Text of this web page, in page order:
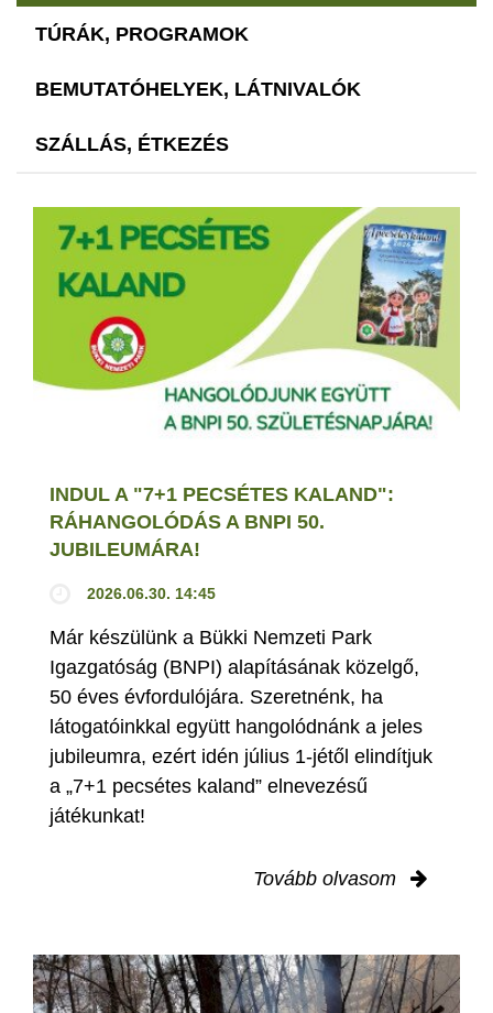
TÚRÁK, PROGRAMOK
BEMUTATÓHELYEK, LÁTNIVALÓK
SZÁLLÁS, ÉTKEZÉS
INDUL A "7+1 PECSÉTES KALAND":
RÁHANGOLÓDÁS A BNPI 50.
JUBILEUMÁRA!
2026.06.30. 14:45
Már készülünk a Bükki Nemzeti Park
Igazgatóság (BNPI) alapításának közelgő,
50 éves évfordulójára. Szeretnénk, ha
látogatóinkkal együtt hangolódnánk a jeles
jubileumra, ezért idén július 1-jétől elindítjuk
a „7+1 pecsétes kaland” elnevezésű
játékunkat!
Tovább olvasom